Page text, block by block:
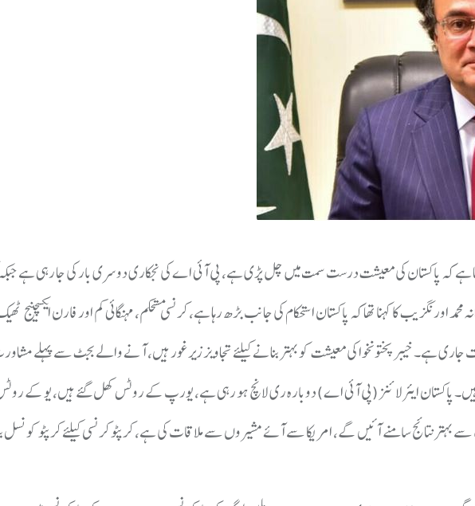
کہا ہے کہ پاکستان کی معیشت درست سمت میں چل پڑی ہے، پی آئی اے کی نجکاری دوسری بار کی جا رہی ہے
اورنگزیب کا کہنا تھا کہ پاکستان استحکام کی جانب بڑھ رہا ہے، کرنسی مستحکم، مہنگائی کم اور فارن ایکسچینج
ہے۔ خیبرپختونخوا کی معیشت کو بہتر بنانے کیلئے تجاویز زیرغور ہیں، آنے والے بجٹ سے پہلے
پاکستان ایئرلائنز (پی آئی اے) دوبارہ ری لانچ ہو رہی ہے، یورپ کے روٹس کھل گئے ہیں، یو کے
بہترنتائج سامنے آئیں گے، امریکا سے آئے مشیروں سے ملاقات کی ہے، کرپٹو کرنسی کیلئے کرپٹو کونسل